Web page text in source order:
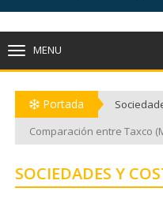
MENU
Portada
Comparación entre Taxco
SOCIEDADES Y